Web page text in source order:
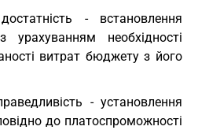
- встановлення
необхідності
витрат бюджету з його
- установлення
до платоспроможності